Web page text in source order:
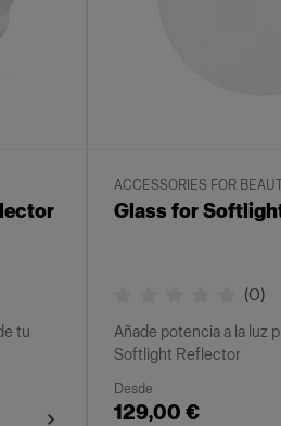
tu
ACCESSORIES FOR
Glass for
(0)
Añade potencia a la luz
Softlight Reflector
Desde
129,00 €